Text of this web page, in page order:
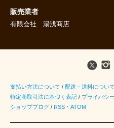
販売業者
有限会社 湯浅商店
支払い方法について / 配送・送料について
特定商取引法に基づく表記 / プライバシ
ショップブログ / RSS ・ ATOM